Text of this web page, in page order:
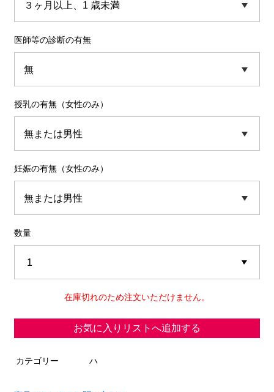
医師等の診断の有無
授乳の有無（女性のみ）
妊娠の有無（女性のみ）
数量
在庫切れのため注文いただけません。
お気に入りリストへ追加する
カテゴリー ハ